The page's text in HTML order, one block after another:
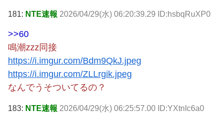
181: NTE速報 2026/04/29(水) 06:20:39.29 ID:hsbqRuXP0
>>60
鳴潮zzz同接
https://i.imgur.com/Bdm9QkJ.jpeg
https://i.imgur.com/ZLLrgik.jpeg
なんでうそついてるの？
183: NTE速報 2026/04/29(水) 06:25:57.00 ID:YXtnIc6a0